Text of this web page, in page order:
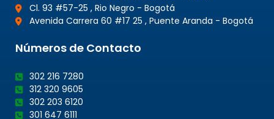
Cl. 93 #57-25 , Rio Negro - Bogotá
Avenida Carrera 60 #17 25 , Puente Aranda - Bogotá
Números de Contacto
302 216 7280
312 320 9605
302 203 6120
301 647 6111